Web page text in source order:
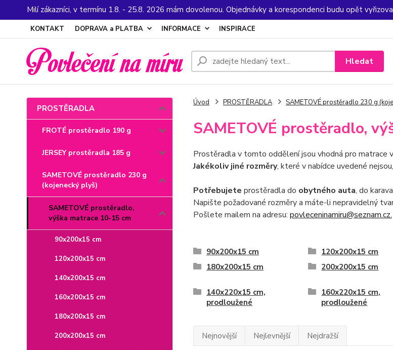
Milí zákazníci, v termínu 1.8. - 25.8. 2026 mám dovolenou. Objednávky a korespondenci budu opět
KONTAKT DOPRAVA a PLATBA INFORMACE INSPIRACE
Hledat
PROSTĚRADLA
FROTÉ prostěradlo 190 g
JERSEY prostěradla 185 g
SAMETOVÉ prostěradlo 230 g
(kojenecký plyš)
SAMETOVÉ prostěradlo,
výška matrace 10-15 cm
90x200x15 cm
120x200x15 cm
140x200x15 cm
160x200x15 cm
180x200x15 cm
200x200x15 cm
Úvod PROSTĚRADLA SAMETOVÉ prostěradlo 230 g
SAMETOVÉ prostěradlo,
Prostěradla v tomto oddělení jsou vhodná pro matrace
Jakékoliv jiné rozměry, které v nabídce uvedené nejsou,
Potřebujete prostěradla do obytného auta, do
Napište požadované rozměry a máte-li nepravidelný
Pošlete mailem na adresu: povleceninamiru@seznam.cz.
90x200x15 cm 120x200x15 cm
180x200x15 cm
200x200x15 cm
140x220x15 cm,
prodloužené
160x220x15 cm,
prodloužené
Nejnovější Nejlevnější Nejdražší